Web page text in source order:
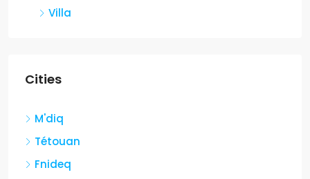
Villa
Cities
M'diq
Tétouan
Fnideq